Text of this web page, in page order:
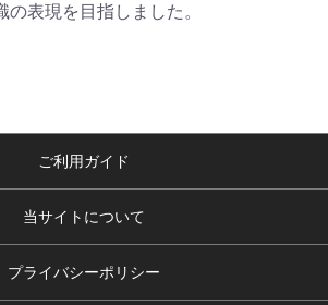
の表現を目指しました。
ご利用ガイド
当サイトについて
プライバシーポリシー